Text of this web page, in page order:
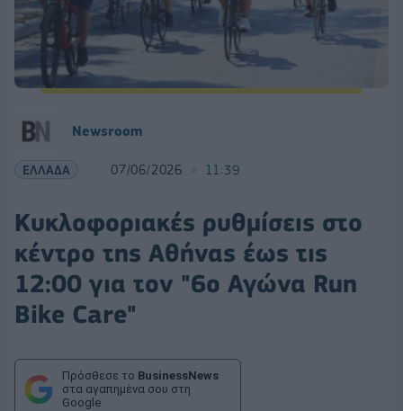
Newsroom
ΕΛΛΑΔΑ 07/06/2026 11:39
Κυκλοφοριακές ρυθμίσεις στο
κέντρο της Αθήνας έως τις
12:00 για τον "6ο Αγώνα Run
Bike Care"
Πρόσθεσε το BusinessNews
στα αγαπημένα σου στη
Google